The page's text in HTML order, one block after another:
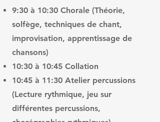
9:30 à 10:30 Chorale (Théorie,
solfège, techniques de chant,
improvisation, apprentissage de
chansons)
10:30 à 10:45 Collation
10:45 à 11:30 Atelier percussions
(Lecture rythmique, jeu sur
différentes percussions,